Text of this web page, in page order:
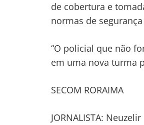
de cobertura e
normas de
“O policial que não
em uma nova turma
SECOM RORAIMA
JORNALISTA: